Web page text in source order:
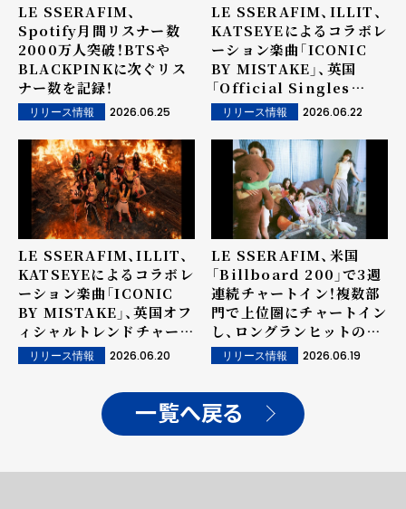
LE SSERAFIM、
Spotify月間リスナー数
2000万人突破！BTSや
BLACKPINKに次ぐリス
ナー数を記録！
リリース情報 2026.06.25
LE SSERAFIM、ILLIT、
KATSEYEによるコラボレ
ーション楽曲「ICONIC
BY MISTAKE」、英国
「Official Singles
Chart Top 100」で22
位！圧倒的なグローバル人
気を証明！
リリース情報 2026.06.22
LE SSERAFIM、ILLIT、
KATSEYEによるコラボレ
ーション楽曲「ICONIC
BY MISTAKE」、英国オフ
ィシャルトレンドチャート
で3位に浮上！グローバル
人気急上昇！
リリース情報 2026.06.20
LE SSERAFIM、米国
「Billboard 200」で3週
連続チャートイン！複数部
門で上位圏にチャートイン
し、ロングランヒットの人
気を証明！
リリース情報 2026.06.19
一覧へ戻る